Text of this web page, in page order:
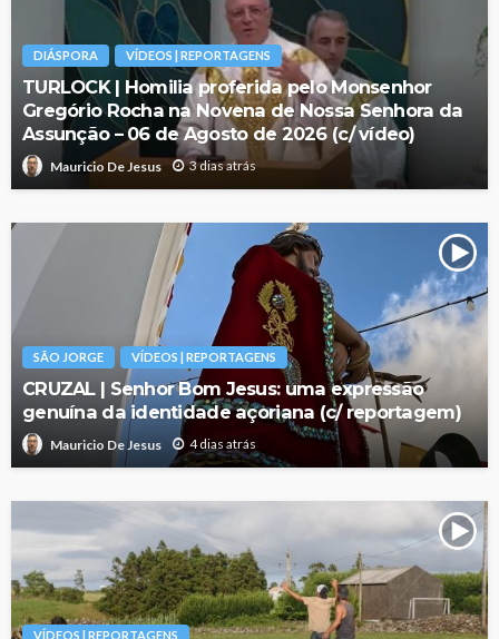
DIÁSPORA VÍDEOS | REPORTAGENS
TURLOCK | Homilia proferida pelo Monsenhor
Gregório Rocha na Novena de Nossa Senhora da
Assunção – 06 de Agosto de 2026 (c/ vídeo)
Mauricio De Jesus 3 dias atrás
SÃO JORGE VÍDEOS | REPORTAGENS
CRUZAL | Senhor Bom Jesus: uma expressão
genuína da identidade açoriana (c/ reportagem)
Mauricio De Jesus 4 dias atrás
VÍDEOS | REPORTAGENS